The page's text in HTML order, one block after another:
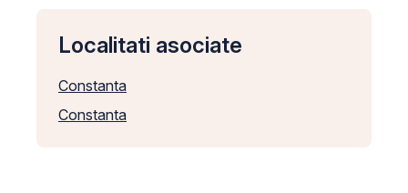
Localitati asociate
Constanta
Constanta